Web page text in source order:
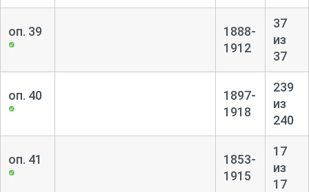
оп. 39
1888-
1912
37
из
37
оп. 40
1897-
1918
239
из
240
оп. 41
1853-
1915
17
из
17